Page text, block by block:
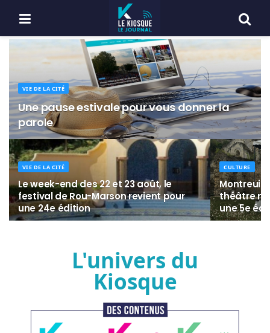
VIE DE LA CITÉ
Une pause estivale pour vous donner la
parole
VIE DE LA CITÉ
Le week-end des 22 et 23 août, le
festival de Rou-Marson revient pour
une 24e édition
CULTURE
Montreuil-
théâtre
une 5e
L'univers du
Kiosque